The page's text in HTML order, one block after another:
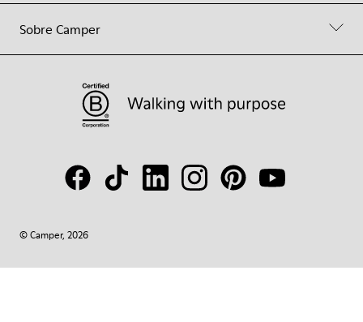
Sobre Camper
© Camper, 2026